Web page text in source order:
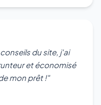
du site, j'ai
et économisé
mon prêt !"